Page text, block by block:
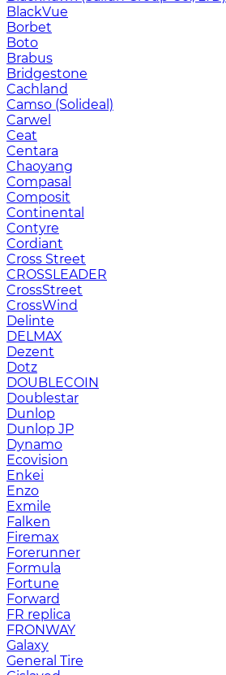
BlackVue
Borbet
Boto
Brabus
Bridgestone
Cachland
Camso (Solideal)
Carwel
Ceat
Centara
Chaoyang
Compasal
Composit
Continental
Contyre
Cordiant
Cross Street
CROSSLEADER
CrossStreet
CrossWind
Delinte
DELMAX
Dezent
Dotz
DOUBLECOIN
Doublestar
Dunlop
Dunlop JP
Dynamo
Ecovision
Enkei
Enzo
Exmile
Falken
Firemax
Forerunner
Formula
Fortune
Forward
FR replica
FRONWAY
Galaxy
General Tire